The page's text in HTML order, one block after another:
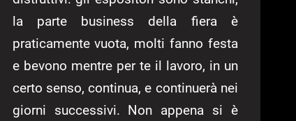
la parte business della fiera è
praticamente vuota, molti fanno festa
e bevono mentre per te il lavoro, in un
certo senso, continua, e continuerà nei
giorni successivi. Non appena si è